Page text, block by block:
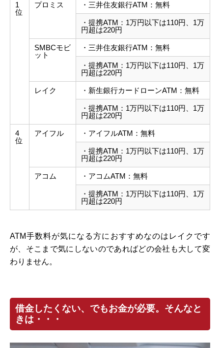
1
位
プロミス ・三井住友銀行ATM：無料
・提携ATM：1万円以下は110円、1万
円超は220円
SMBCモビ
ット
・三井住友銀行ATM：無料
・提携ATM：1万円以下は110円、1万
円超は220円
レイク ・新生銀行カードローンATM：無料
・提携ATM：1万円以下は110円、1万
円超は220円
4
位
アイフル ・アイフルATM：無料
・提携ATM：1万円以下は110円、1万
円超は220円
アコム ・アコムATM：無料
・提携ATM：1万円以下は110円、1万
円超は220円
ATM手数料が気になる方におすすめなのはレイクです
が、そこまで気にしないのであればどの会社も大して変
わりません。
借金したくない、でもお金が必要。そんなと
きは・・・